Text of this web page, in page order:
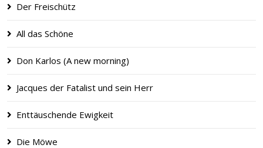
Der Freischütz
All das Schöne
Don Karlos (A new morning)
Jacques der Fatalist und sein Herr
Enttäuschende Ewigkeit
Die Möwe